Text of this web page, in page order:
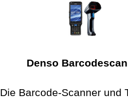
Denso
Die Barcode-Scanner und